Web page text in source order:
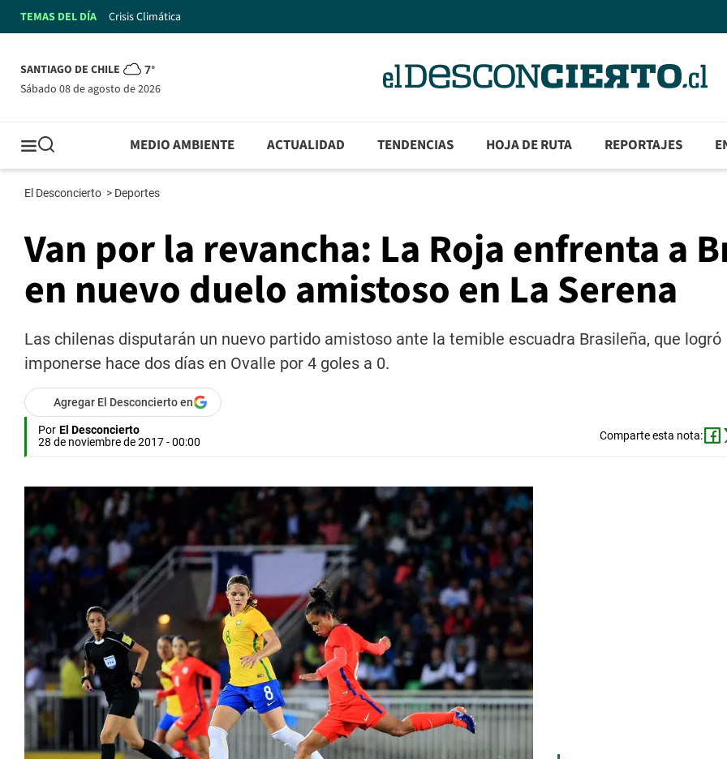
TEMAS DEL DÍA Crisis Climática
SANTIAGO DE CHILE 7°
sábado 08 de agosto de 2026
MEDIO AMBIENTE ACTUALIDAD TENDENCIAS HOJA DE RUTA REPORTAJES
El Desconcierto > Deportes
Van por la revancha: La Roja enfrenta a
en nuevo duelo amistoso en La Serena
Las chilenas disputarán un nuevo partido amistoso ante la temible escuadra Brasileña, que logró
imponerse hace dos días en Ovalle por 4 goles a 0.
Agregar El Desconcierto en
Por El Desconcierto
28 de noviembre de 2017 - 00:00
Comparte esta nota: